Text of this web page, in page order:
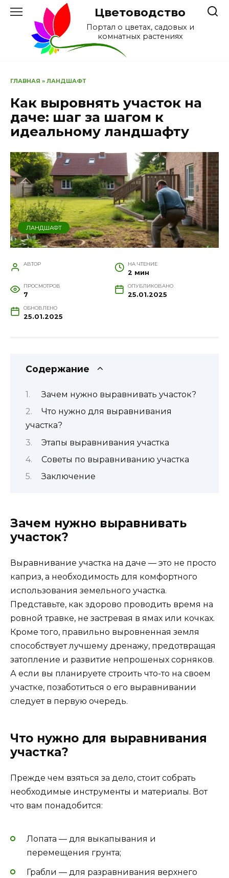
Перейти
содержанию
Цветоводство
Портал о цветах, садовых и
комнатных растениях
ГЛАВНАЯ » ЛАНДШАФТ
Как выровнять участок на
даче: шаг за шагом к
идеальному ландшафту
ЛАНДШАФТ
АВТОР НА ЧТЕНИЕ
2 мин
ПРОСМОТРОВ
7
ОПУБЛИКОВАНО
25.01.2025
ОБНОВЛЕНО
25.01.2025
Содержание
Зачем нужно выравнивать участок?
Что нужно для выравнивания
участка?
Этапы выравнивания участка
Советы по выравниванию участка
Заключение
Зачем нужно выравнивать
участок?
Выравнивание участка на даче — это не просто
каприз, а необходимость для комфортного
использования земельного участка.
Представьте, как здорово проводить время на
ровной травке, не застревая в ямах или кочках.
Кроме того, правильно выровненная земля
способствует лучшему дренажу, предотвращая
затопление и развитие непрошеных сорняков.
А если вы планируете строить что-то на своем
участке, позаботиться о его выравнивании
следует в первую очередь.
Что нужно для выравнивания
участка?
Прежде чем взяться за дело, стоит собрать
необходимые инструменты и материалы. Вот
что вам понадобится:
Лопата — для выкапывания и
перемещения грунта;
Грабли — для разравнивания верхнего